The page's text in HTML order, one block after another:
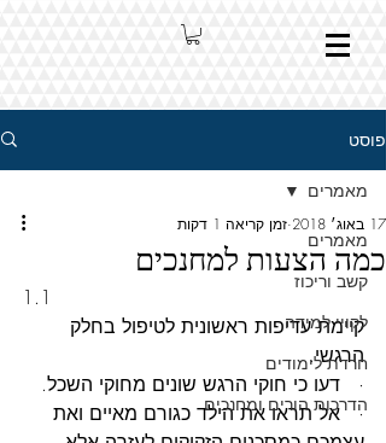
פוסט
מאמרים
קשב וריכוז
לקויי למידה
חרדת לימודים
הדרכות הורים ומחנכים
מאמרים
כמה הצעות למחנכים
17 באוג׳ 2018 זמן קריאה 1 דקות
1.1
קיימת עדיפות ראשונית לטיפול בחלק
הרגשי.
·   דעו כי חוקי הרגש שונים מחוקי השכל.
·   אל תראו את הילד כגורם מאיים ואת